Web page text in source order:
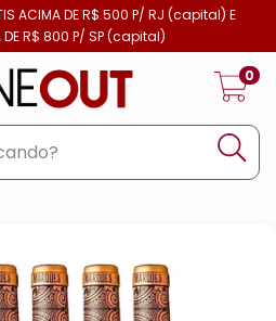
ACIMA DE R$ 500 P/ RJ (capital) E
DE R$ 800 P/ SP (capital)
0